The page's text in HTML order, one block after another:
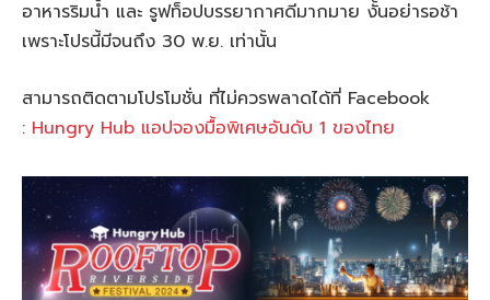
อาหารริมน้ำ และ รูฟท็อปบรรยากาศดีมากมาย งั้นอย่ารอช้า
เพราะโปรนี้มีจนถึง 30 พ.ย. เท่านั้น
สามารถติดตามโปรโมชั่น ที่ไม่ควรพลาดได้ที่ Facebook
: Hungry Hub แอปจองมื้อพิเศษอันดับ 1 ของไทย